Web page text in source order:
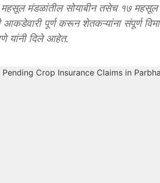
मंडळांतील सोयाबीन तसेच १७ महसूल
आकडेवारी पूर्ण करून शेतकऱ्यांना संपूर्ण विमा
यांनी दिले आहेत.